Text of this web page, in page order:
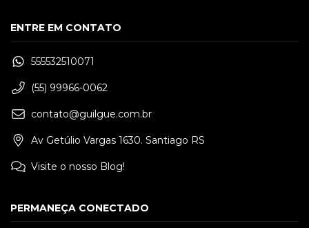
ENTRE EM CONTATO
555532510071
(55) 99966-0062
contato@guilgue.com.br
Av Getúlio Vargas 1630. Santiago RS
Visite o nosso Blog!
PERMANEÇA CONECTADO